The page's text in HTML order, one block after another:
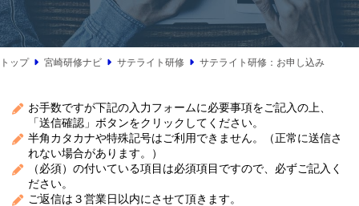
トップ 宮崎研修ナビ サテライト研修 サテライト研修：お申し込み
お手数ですが下記の入力フォームに必要事項をご記入の上、
「送信確認」ボタンをクリックしてください。
半角カタカナや特殊記号はご利用できません。（正常に送信さ
れない場合があります。）
（必須）の付いている項目は必須項目ですので、必ずご記入く
ださい。
ご返信は３営業日以内にさせて頂きます。